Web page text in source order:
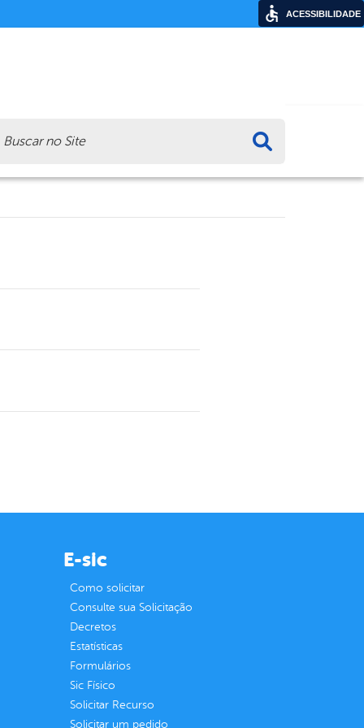
E-sic
Como solicitar
Consulte sua Solicitação
Decretos
Estatísticas
Formulários
Sic Físico
Solicitar Recurso
Solicitar um pedido
ACESSIBILIDADE